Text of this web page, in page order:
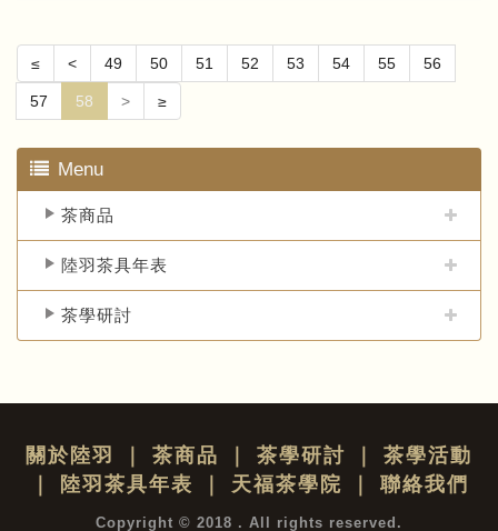
≤ < 49 50 51 52 53 54 55 56
57 58 > ≥
Menu
茶商品
陸羽茶具年表
茶學研討
關於陸羽 茶商品 茶學研討
茶學活動
陸羽茶具年表 天福茶學院 聯絡我們
Copyright © 2018 . All rights reserved.